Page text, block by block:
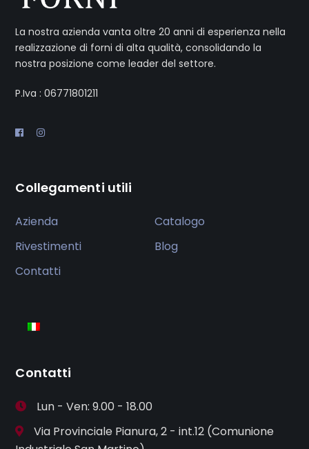
La nostra azienda vanta oltre 20 anni di esperienza nella
realizzazione di forni di alta qualità, consolidando la
nostra posizione come leader del settore.
P.Iva : 06771801211
Collegamenti utili
Azienda
Catalogo
Rivestimenti
Blog
Contatti
Contatti
Lun - Ven: 9.00 - 18.00
Via Provinciale Pianura, 2 - int.12 (Comunione